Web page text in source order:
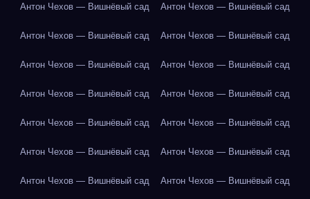
Антон Чехов — Вишнёвый сад Антон Чехов — Вишнёвый сад
Антон Чехов — Вишнёвый сад Антон Чехов — Вишнёвый сад
Антон Чехов — Вишнёвый сад Антон Чехов — Вишнёвый сад
Антон Чехов — Вишнёвый сад Антон Чехов — Вишнёвый сад
Антон Чехов — Вишнёвый сад Антон Чехов — Вишнёвый сад
Антон Чехов — Вишнёвый сад Антон Чехов — Вишнёвый сад
Антон Чехов — Вишнёвый сад Антон Чехов — Вишнёвый сад